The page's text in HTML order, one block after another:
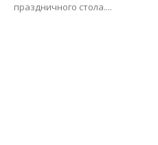
праздничного стола....